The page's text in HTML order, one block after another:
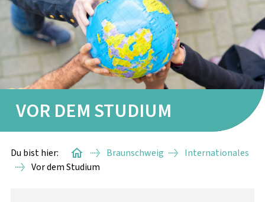
WOHNHEIME
STARTERPAKETE
GÄSTEAPARTMENTS
WISSENSWERTES
VOR DEM STUDIUM
Du bist hier: Braunschweig
Internationales
Vor dem Studium